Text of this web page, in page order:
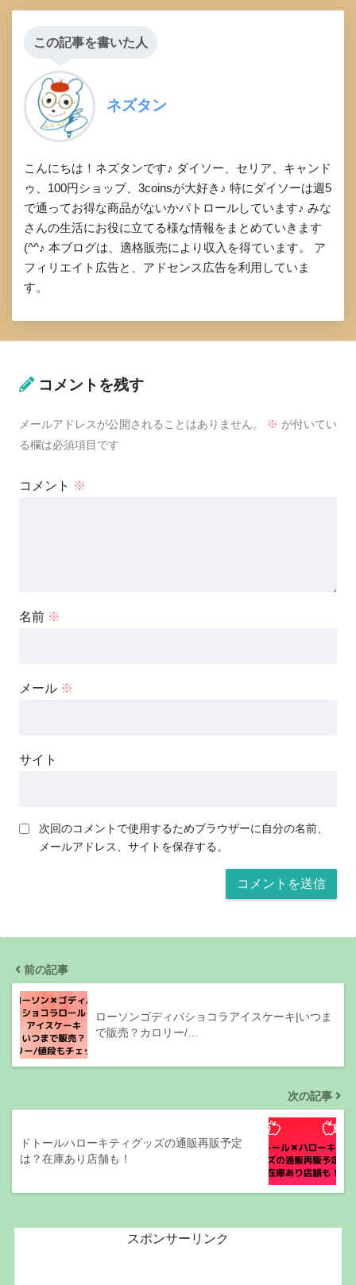
この記事を書いた人
ネズタン
こんにちは！ネズタンです♪ ダイソー、セリア、キャンド
ゥ、100円ショップ、3coinsが大好き♪ 特にダイソーは週5
で通ってお得な商品がないかパトロールしています♪ みな
さんの生活にお役に立てる様な情報をまとめていきます
(^^♪ 本ブログは、適格販売により収入を得ています。 ア
フィリエイト広告と、アドセンス広告を利用していま
す。
コメントを残す
メールアドレスが公開されることはありません。 ※ が付いてい
る欄は必須項目です
コメント ※
名前 ※
メール ※
サイト
次回のコメントで使用するためブラウザーに自分の名前、
メールアドレス、サイトを保存する。
前の記事
ローソンゴディバショコラアイスケーキ|いつま
で販売？カロリー/…
次の記事
ドトールハローキティグッズの通販再販予定
は？在庫あり店舗も！
スポンサーリンク